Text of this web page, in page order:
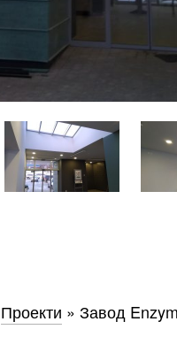
Проекти » Завод Enzym
Київ